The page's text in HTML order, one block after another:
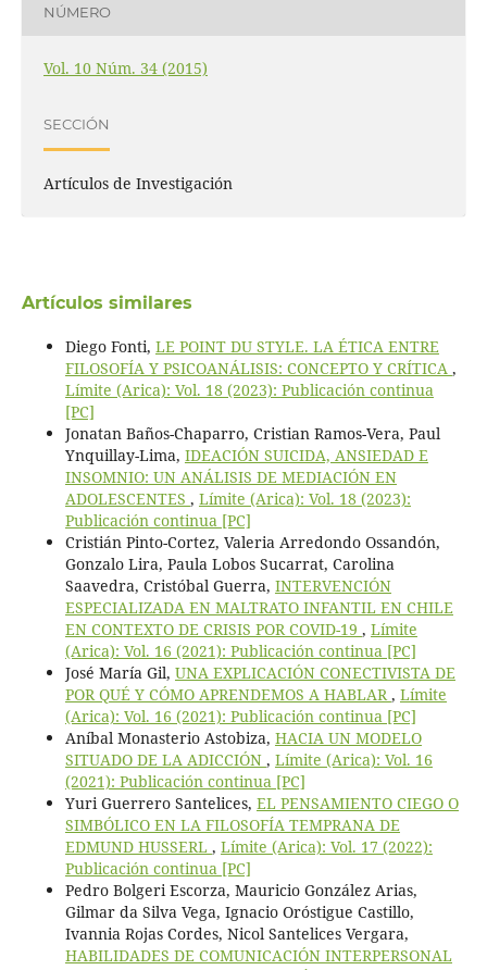
NÚMERO
Vol. 10 Núm. 34 (2015)
SECCIÓN
Artículos de Investigación
Artículos similares
Diego Fonti, LE POINT DU STYLE. LA ÉTICA ENTRE
FILOSOFÍA Y PSICOANÁLISIS: CONCEPTO Y CRÍTICA ,
Límite (Arica): Vol. 18 (2023): Publicación continua
[PC]
Jonatan Baños-Chaparro, Cristian Ramos-Vera, Paul
Ynquillay-Lima, IDEACIÓN SUICIDA, ANSIEDAD E
INSOMNIO: UN ANÁLISIS DE MEDIACIÓN EN
ADOLESCENTES , Límite (Arica): Vol. 18 (2023):
Publicación continua [PC]
Cristián Pinto-Cortez, Valeria Arredondo Ossandón,
Gonzalo Lira, Paula Lobos Sucarrat, Carolina
Saavedra, Cristóbal Guerra, INTERVENCIÓN
ESPECIALIZADA EN MALTRATO INFANTIL EN CHILE
EN CONTEXTO DE CRISIS POR COVID-19 , Límite
(Arica): Vol. 16 (2021): Publicación continua [PC]
José María Gil, UNA EXPLICACIÓN CONECTIVISTA DE
POR QUÉ Y CÓMO APRENDEMOS A HABLAR , Límite
(Arica): Vol. 16 (2021): Publicación continua [PC]
Aníbal Monasterio Astobiza, HACIA UN MODELO
SITUADO DE LA ADICCIÓN , Límite (Arica): Vol. 16
(2021): Publicación continua [PC]
Yuri Guerrero Santelices, EL PENSAMIENTO CIEGO O
SIMBÓLICO EN LA FILOSOFÍA TEMPRANA DE
EDMUND HUSSERL , Límite (Arica): Vol. 17 (2022):
Publicación continua [PC]
Pedro Bolgeri Escorza, Mauricio González Arias,
Gilmar da Silva Vega, Ignacio Oróstigue Castillo,
Ivannia Rojas Cordes, Nicol Santelices Vergara,
HABILIDADES DE COMUNICACIÓN INTERPERSONAL